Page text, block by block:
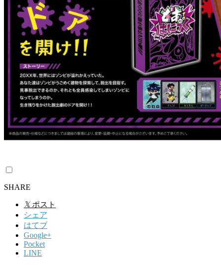
SHARE
𝕏 ポスト
シェア
はてブ
Google+
Pocket
LINE